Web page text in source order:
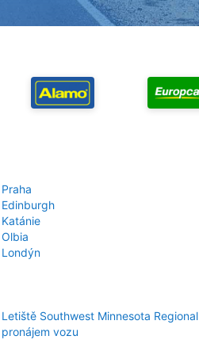
Praha
Edinburgh
Katánie
Olbia
Londýn
Letiště Southwest Minnesota Regional
pronájem vozu